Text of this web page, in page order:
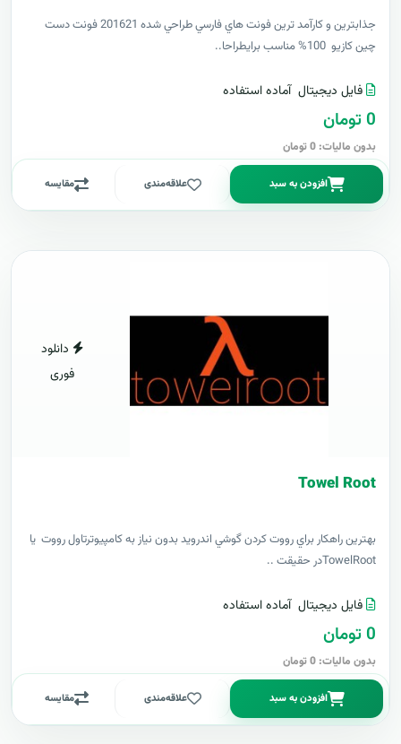
جذابترين و کارآمد ترين فونت هاي فارسي طراحي شده 201621 فونت دست
چين کازيو 100% مناسب برايطراحا..
فایل دیجیتال آماده استفاده
0 تومان
بدون مالیات: 0 تومان
افزودن به سبد علاقه‌مندی مقایسه
دانلود
فوری
Towel Root
بهترين راهکار براي رووت کردن گوشي اندرويد بدون نياز به کامپيوترتاول رووت يا
TowelRootدر حقيقت ..
فایل دیجیتال آماده استفاده
0 تومان
بدون مالیات: 0 تومان
افزودن به سبد علاقه‌مندی مقایسه